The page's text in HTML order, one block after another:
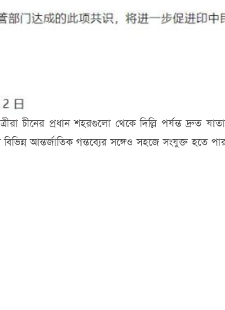
চীনের প্রধান শহরগুলো থেকে দিল্লি পর্যন্ত দ্রুত
আন্তর্জাতিক গন্তব্যের সঙ্গেও সহজে সংযুক্ত হতে